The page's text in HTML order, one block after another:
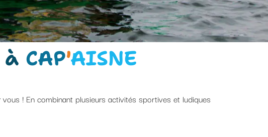
CAP'AISNE
! En combinant plusieurs activités sportives et ludiques